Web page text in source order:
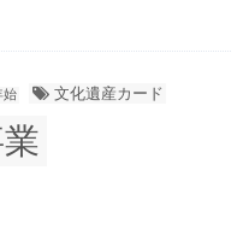
始 文化遺産カード